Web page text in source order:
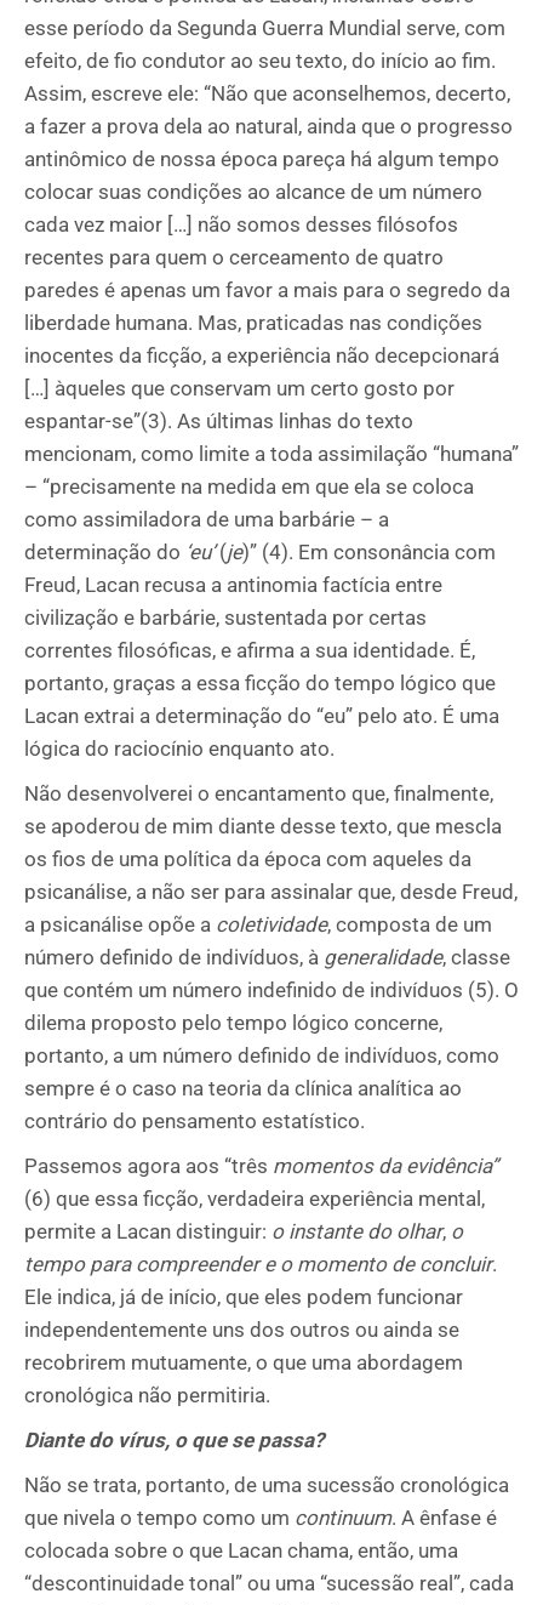
esse período da Segunda Guerra Mundial serve, com
efeito, de fio condutor ao seu texto, do início ao fim.
Assim, escreve ele: “Não que aconselhemos, decerto,
a fazer a prova dela ao natural, ainda que o progresso
antinômico de nossa época pareça há algum tempo
colocar suas condições ao alcance de um número
cada vez maior […] não somos desses filósofos
recentes para quem o cerceamento de quatro
paredes é apenas um favor a mais para o segredo da
liberdade humana. Mas, praticadas nas condições
inocentes da ficção, a experiência não decepcionará
[…] àqueles que conservam um certo gosto por
espantar-se”(3). As últimas linhas do texto
mencionam, como limite a toda assimilação “humana”
– “precisamente na medida em que ela se coloca
como assimiladora de uma barbárie – a
determinação do ‘eu’(je)” (4). Em consonância com
Freud, Lacan recusa a antinomia factícia entre
civilização e barbárie, sustentada por certas
correntes filosóficas, e afirma a sua identidade. É,
portanto, graças a essa ficção do tempo lógico que
Lacan extrai a determinação do “eu” pelo ato. É uma
lógica do raciocínio enquanto ato.
Não desenvolverei o encantamento que, finalmente,
se apoderou de mim diante desse texto, que mescla
os fios de uma política da época com aqueles da
psicanálise, a não ser para assinalar que, desde Freud,
a psicanálise opõe a coletividade, composta de um
número definido de indivíduos, à generalidade, classe
que contém um número indefinido de indivíduos (5). O
dilema proposto pelo tempo lógico concerne,
portanto, a um número definido de indivíduos, como
sempre é o caso na teoria da clínica analítica ao
contrário do pensamento estatístico.
Passemos agora aos “três momentos da evidência”
(6) que essa ficção, verdadeira experiência mental,
permite a Lacan distinguir: o instante do olhar, o
tempo para compreender e o momento de concluir.
Ele indica, já de início, que eles podem funcionar
independentemente uns dos outros ou ainda se
recobrirem mutuamente, o que uma abordagem
cronológica não permitiria.
Diante do vírus, o que se passa?
Não se trata, portanto, de uma sucessão cronológica
que nivela o tempo como um continuum. A ênfase é
colocada sobre o que Lacan chama, então, uma
“descontinuidade tonal” ou uma “sucessão real”, cada